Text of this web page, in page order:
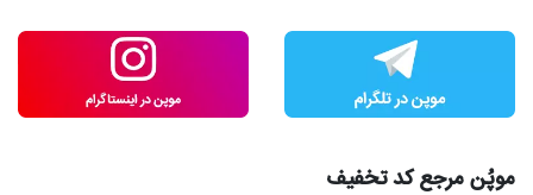
موپُن مرجع کد تخفیف